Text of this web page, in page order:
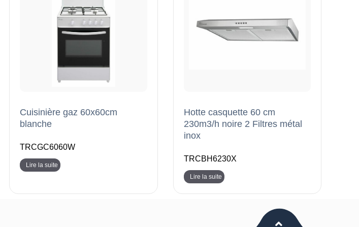
Cuisinière gaz 60x60cm
blanche
TRCGC6060W
Lire la suite
Hotte casquette 60 cm
230m3/h noire 2 Filtres métal
inox
TRCBH6230X
Lire la suite